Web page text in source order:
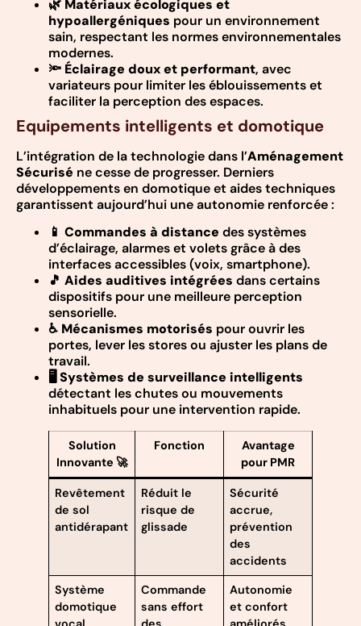
🌿 Matériaux écologiques et
hypoallergéniques pour un environnement
sain, respectant les normes environnementales
modernes.
🔦 Éclairage doux et performant, avec
variateurs pour limiter les éblouissements et
faciliter la perception des espaces.
Equipements intelligents et domotique
L’intégration de la technologie dans l’Aménagement
Sécurisé ne cesse de progresser. Derniers
développements en domotique et aides techniques
garantissent aujourd’hui une autonomie renforcée :
📱 Commandes à distance des systèmes
d’éclairage, alarmes et volets grâce à des
interfaces accessibles (voix, smartphone).
🎵 Aides auditives intégrées dans certains
dispositifs pour une meilleure perception
sensorielle.
♿ Mécanismes motorisés pour ouvrir les
portes, lever les stores ou ajuster les plans de
travail.
🖥️ Systèmes de surveillance intelligents
détectant les chutes ou mouvements
inhabituels pour une intervention rapide.
Solution
Innovante 🚀
Fonction
Avantage
pour PMR
Revêtement
de sol
antidérapant
Réduit le
risque de
glissade
Sécurité
accrue,
prévention
des
accidents
Système
domotique
Commande
sans effort
Autonomie
et confort